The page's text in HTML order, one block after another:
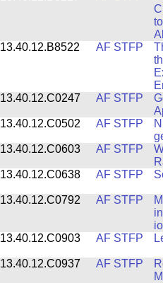
13.40.12.B8522
AF STFP
13.40.12.C0247
AF STFP
13.40.12.C0502
AF STFP
13.40.12.C0603
AF STFP
13.40.12.C0638
AF STFP
13.40.12.C0792 AF STFP
13.40.12.C0903
AF STFP
13.40.12.C0937 AF STFP